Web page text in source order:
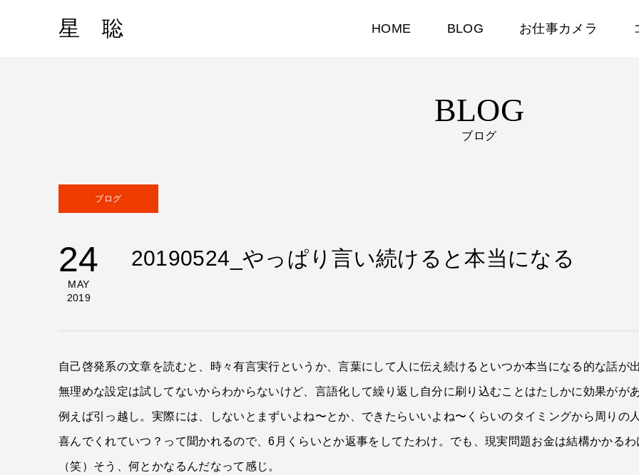
星 聡 HOME BLOG お仕事カメラ
BLOG
ブログ
ブログ
24
MAY
2019
20190524_やっぱり言い続けると本当になる
自己啓発系の文章を読むと、時々有言実行というか、言葉にして人に伝え続けるといつか本当になる的な話が
無理めな設定は試してないからわからないけど、言語化して繰り返し自分に刷り込むことはたしかに効果ががあ
例えば引っ越し。実際には、しないとまずいよね〜とか、できたらいいよね〜くらいのタイミングから周りの
喜んでくれていつ？って聞かれるので、6月くらいとか返事をしてたわけ。でも、現実問題お金は結構かかる
（笑）そう、何とかなるんだなって感じ。